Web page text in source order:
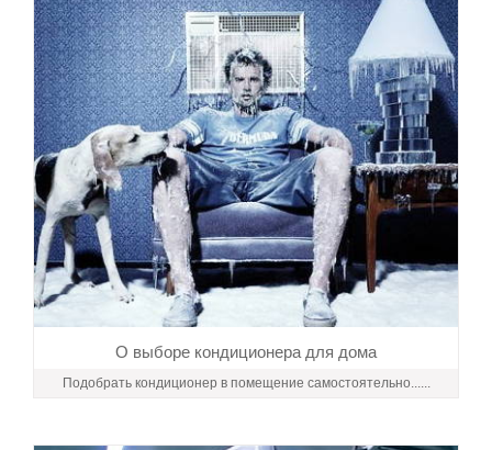
О выборе кондиционера для дома
Подобрать кондиционер в помещение самостоятельно......